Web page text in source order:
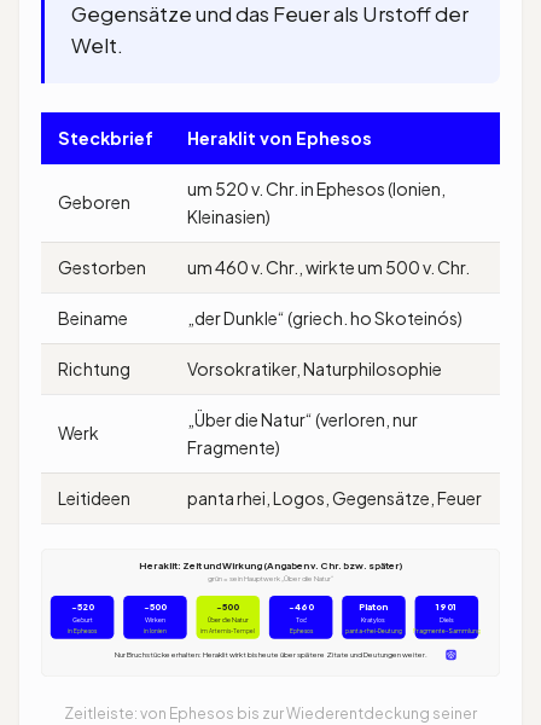
Gegensätze und das Feuer als Urstoff der
Welt.
Steckbrief Heraklit von Ephesos
Geboren
um 520 v. Chr. in Ephesos (Ionien,
Kleinasien)
Gestorben um 460 v. Chr., wirkte um 500 v. Chr.
Beiname „der Dunkle“ (griech. ho Skoteinós)
Richtung Vorsokratiker, Naturphilosophie
Werk
„Über die Natur“ (verloren, nur
Fragmente)
Leitideen panta rhei, Logos, Gegensätze, Feuer
Heraklit: Zeit und Wirkung (Angaben v. Chr. bzw. später)
grün = sein Hauptwerk „Über die Natur“
~520
Geburt
in Ephesos
~500
Wirken
in Ionien
~500
Über die Natur
im Artemis-Tempel
~460
Tod
Ephesos
Platon
Kratylos
panta-rhei-Deutung
1901
Diels
Fragmente-Sammlung
Nur Bruchstücke erhalten: Heraklit wirkt bis heute über spätere Zitate und Deutungen weiter.
Zeitleiste: von Ephesos bis zur Wiederentdeckung seiner